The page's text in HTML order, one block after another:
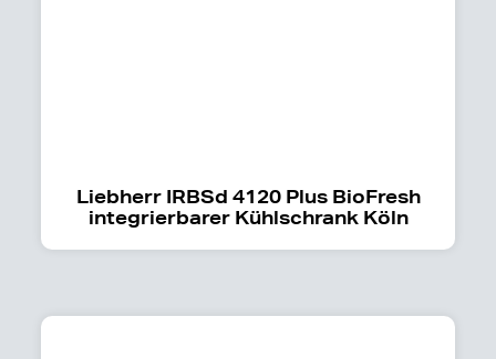
Liebherr IRBSd 4120 Plus BioFresh
integrierbarer Kühlschrank Köln